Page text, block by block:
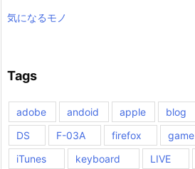
気になるモノ
Tags
adobe andoid apple blog
DS
F-03A firefox game
iTunes
keyboard LIVE